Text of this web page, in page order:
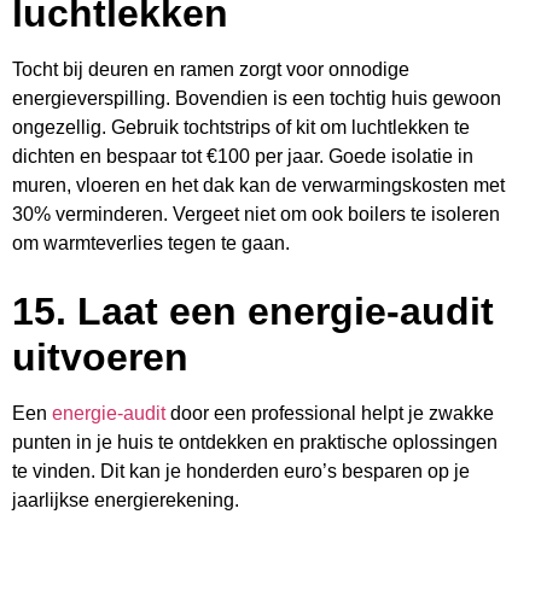
luchtlekken
Tocht bij deuren en ramen zorgt voor onnodige
energieverspilling. Bovendien is een tochtig huis gewoon
ongezellig. Gebruik tochtstrips of kit om luchtlekken te
dichten en bespaar tot €100 per jaar. Goede isolatie in
muren, vloeren en het dak kan de verwarmingskosten met
30% verminderen. Vergeet niet om ook boilers te isoleren
om warmteverlies tegen te gaan.
15. Laat een energie-audit
uitvoeren
Een energie-auditdoor een professional helpt je zwakke
punten in je huis te ontdekken en praktische oplossingen
te vinden. Dit kan je honderden euro’s besparen op je
jaarlijkse energierekening.